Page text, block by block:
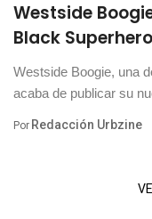
Westside
Black
Westside Boogie, una
acaba de publicar su
Por Redacción Urbzine